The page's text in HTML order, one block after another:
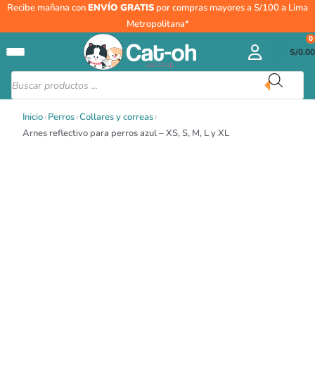
Recibe mañana conENVÍO GRATIS por compras mayores a S/100 a Lima
Metropolitana*
Búsqueda
de
productos
S/0.00
0
Inicio›Perros›Collares y correas›
Arnes reflectivo para perros azul – XS, S, M, L y XL
Rango
de
precios:
desde
S/63.90
S/86.00
Arnes
perros
azul
-
S,
M,